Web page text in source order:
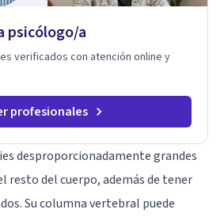
psicólogo/a
verificados con atención online y
profesionales
desproporcionadamente grandes
resto del cuerpo, además de tener
Su columna vertebral puede